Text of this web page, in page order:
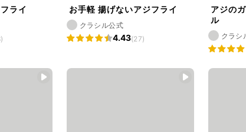
ライ お手軽 揚げないアジフライ
クラシル公式
4.43(27)
アジの
ル
クラシ